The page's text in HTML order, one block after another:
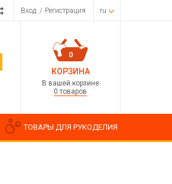
Вход / Регистрация ru
0
КОРЗИНА
В вашей корзине
0 товаров
ТОВАРЫ ДЛЯ РУКОДЕЛИЯ